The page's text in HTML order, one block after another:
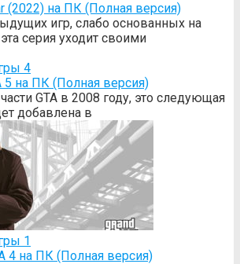
(2022) на ПК (Полная версия)
игр, слабо основанных на
серия уходит своими
4
5 на ПК (Полная версия)
GTA в 2008 году, это следующая
добавлена в
1
4 на ПК (Полная версия)